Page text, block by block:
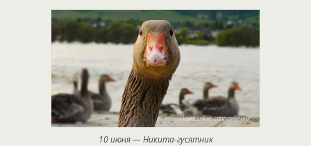
10 июня — Никита-гусятник